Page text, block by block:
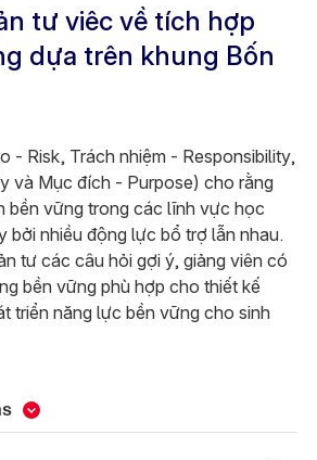
tư viêc về tích hợp
dựa trên khung Bốn
- Risk, Trách nhiệm - Responsibility,
và Mục đích - Purpose) cho rằng
bền vững trong các lĩnh vực học
bởi nhiều động lực bổ trợ lẫn nhau.
tư các câu hỏi gợi ý, giảng viên có
bền vững phù hợp cho thiết kế
triển năng lực bền vững cho sinh